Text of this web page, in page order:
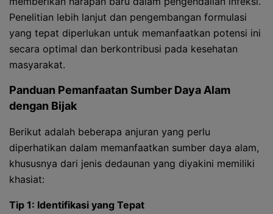
Penelitian lebih lanjut dan pengembangan formulasi
yang tepat diperlukan untuk memanfaatkan potensi ini
secara optimal dan berkontribusi pada kesehatan
masyarakat.
Panduan Pemanfaatan Sumber Daya Alam
dengan Bijak
Berikut adalah beberapa anjuran yang perlu
diperhatikan dalam memanfaatkan sumber daya alam,
khususnya dari jenis dedaunan yang diyakini memiliki
khasiat:
Tip 1: Identifikasi yang Tepat